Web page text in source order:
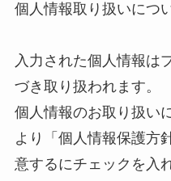
個人情報取り扱いにつ
入力された個人情報は
づき取り扱われます。
個人情報のお取り扱い
より「個人情報保護方
意するにチェックを入